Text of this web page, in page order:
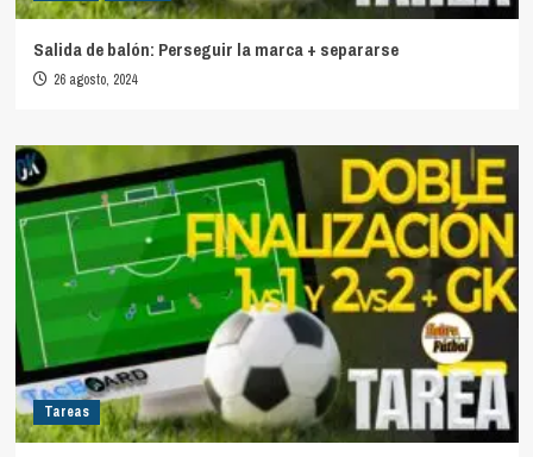
Salida de balón: Perseguir la marca + separarse
26 agosto, 2024
Tareas